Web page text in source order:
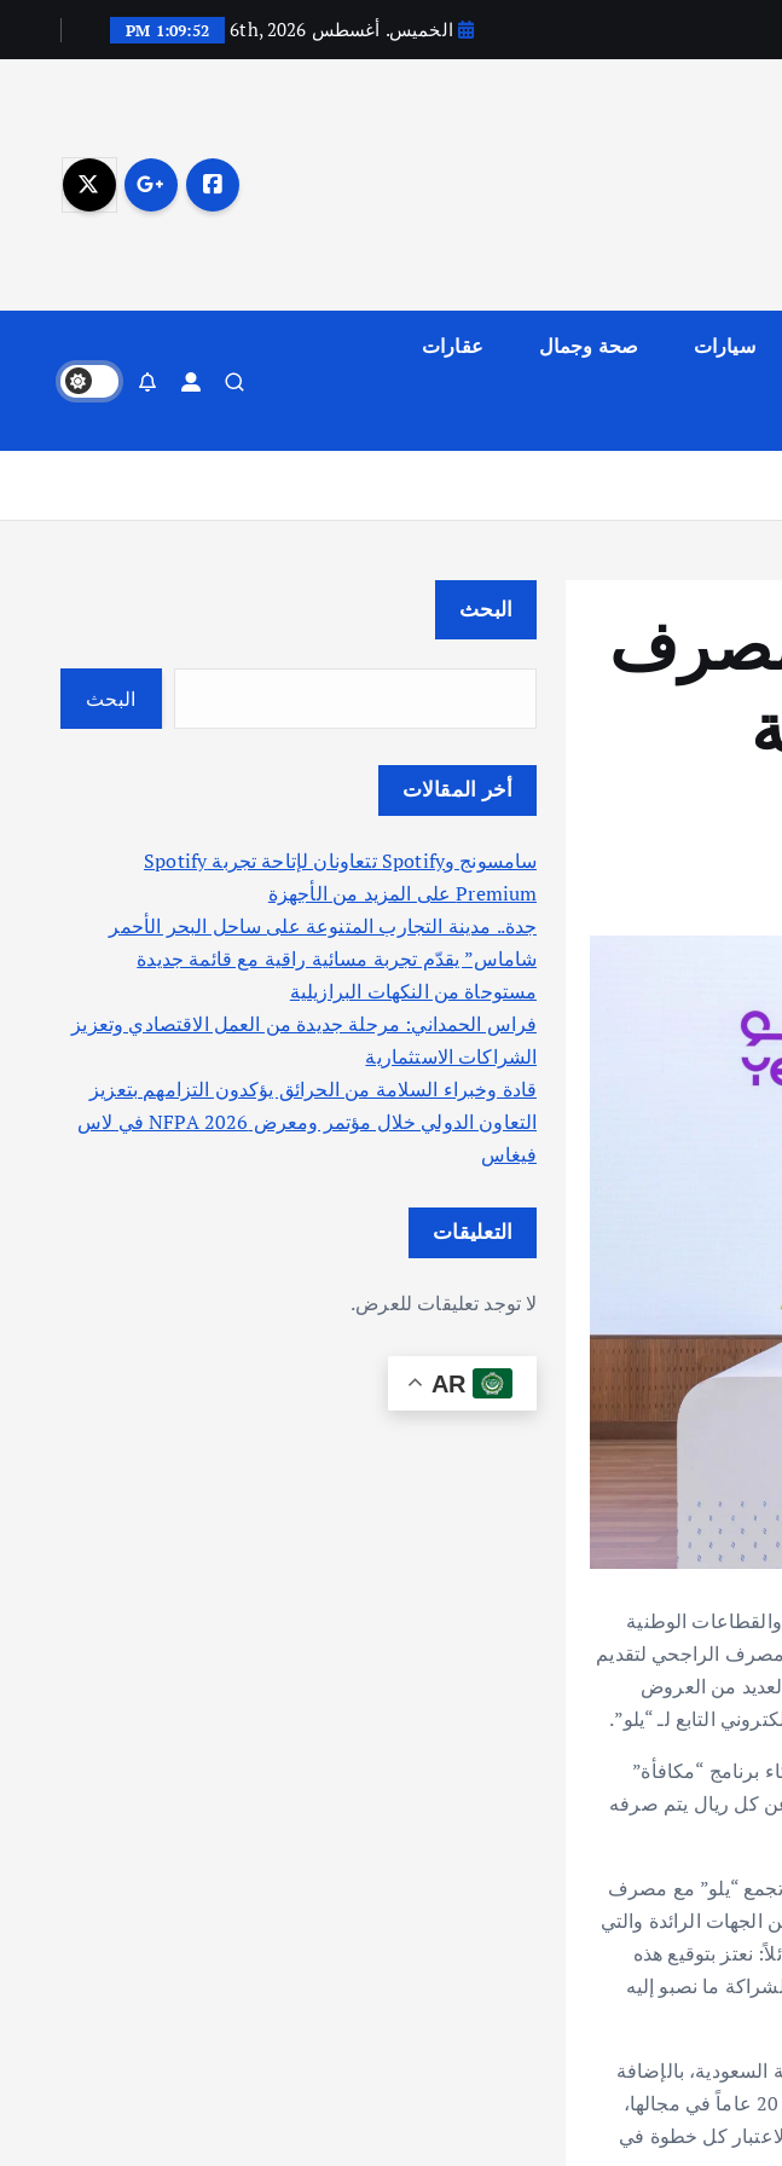
الخميس. أغسطس 6th, 2026 1:09:53 PM
سيارات صحة وجمال عقارات
الوطنية
مصرف الراجحي لتقديم
من العروض
التابع لـ “يلو”.
برنامج “مكافأة”
من برنامج “مكافأة” عن كل ريال يتم صرفه
تجمع “يلو” مع مصرف
الجهات الرائدة والتي
نعتز بتوقيع هذه
ما نصبو إليه
السعودية، بالإضافة
إلى تواجدها في الإمارات العربية المتحدة وجمهورية مصر العربية، حيث تمتد خبرة “يلو” لأكثر من 20 عاماً في مجالها،
كل خطوة في
البحث
البحث
أخر المقالات
سامسونج وSpotify تتعاونان لإتاحة تجربة Spotify
Premium على المزيد من الأجهزة
جدة.. مدينة التجارب المتنوعة على ساحل البحر الأحمر
شاماس” يقدّم تجربة مسائية راقية مع قائمة جديدة
مستوحاة من النكهات البرازيلية
فراس الحمداني: مرحلة جديدة من العمل الاقتصادي وتعزيز
الشراكات الاستثمارية
قادة وخبراء السلامة من الحرائق يؤكدون التزامهم بتعزيز
التعاون الدولي خلال مؤتمر ومعرض NFPA 2026 في لاس
فيغاس
التعليقات
لا توجد تعليقات للعرض.
AR